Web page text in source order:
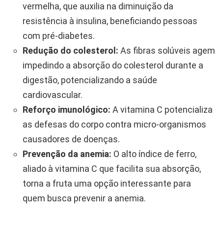
vermelha, que auxilia na diminuição da
resistência à insulina, beneficiando pessoas
com pré-diabetes.
Redução do colesterol: As fibras solúveis agem
impedindo a absorção do colesterol durante a
digestão, potencializando a saúde
cardiovascular.
Reforço imunológico: A vitamina C potencializa
as defesas do corpo contra micro-organismos
causadores de doenças.
Prevenção da anemia: O alto índice de ferro,
aliado à vitamina C que facilita sua absorção,
torna a fruta uma opção interessante para
quem busca prevenir a anemia.